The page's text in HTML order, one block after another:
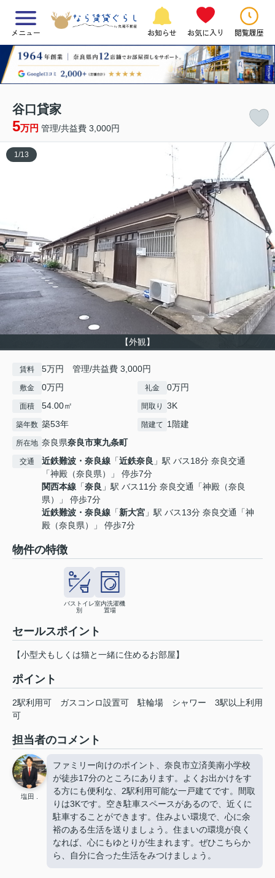
メニュー お知らせ お気に入り 閲覧履歴
谷口貸家
5万円 管理/共益費 3,000円
【外観】
1/13
賃料 5万円 管理/共益費 3,000円
敷金 0万円 礼金 0万円
面積 54.00㎡ 間取り 3K
築年数 築53年 階建て 1階建
所在地 奈良県奈良市東九条町
交通 近鉄難波・奈良線 「近鉄奈良 」駅 バス18分 奈良交通
「神殿（奈良県）」 停歩7分
関西本線 「奈良 」駅 バス11分 奈良交通「神殿（奈良
県）」 停歩7分
近鉄難波・奈良線 「新大宮 」駅 バス13分 奈良交通「神
殿（奈良県）」 停歩7分
物件の特徴
バストイレ
別
室内洗濯機
置場
セールスポイント
【小型犬もしくは猫と一緒に住めるお部屋】
ポイント
2駅利用可 ガスコンロ設置可 駐輪場 シャワー
3駅以上利用
可
担当者のコメント
塩田 .
ファミリー向けのポイント、奈良市立済美南小学校
が徒歩17分のところにあります。よくお出かけをす
る方にも便利な、2駅利用可能な一戸建てです。間取
りは3Kです。空き駐車スペースがあるので、近くに
駐車することができます。住みよい環境で、心に余
裕のある生活を送りましょう。住まいの環境が良く
なれば、心にもゆとりが生まれます。ぜひこちらか
ら、自分に合った生活をみつけましょう。